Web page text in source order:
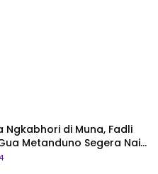
Ngkabhori di Muna, Fadli
Metanduno Segera Naik
Budaya Nasional